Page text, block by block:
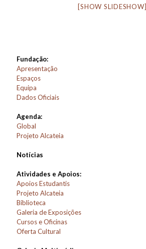
[SHOW SLIDESHOW]
Fundação:
Apresentação
Espaços
Equipa
Dados Oficiais
Agenda:
Global
Projeto Alcateia
Notícias
Atividades e Apoios:
Apoios Estudantis
Projeto Alcateia
Biblioteca
Galeria de Exposições
Cursos e Oficinas
Oferta Cultural